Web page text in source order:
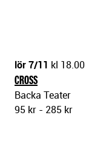
lör 7/11 kl 18.00
CROSS
Backa Teater
95 kr - 285 kr